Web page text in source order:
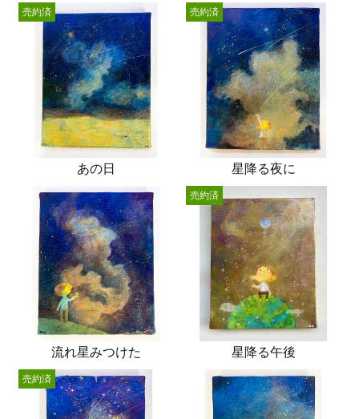
あの日
売約済
星降る夜に
売約済
流れ星みつけた 星降る午後
売約済
売約済